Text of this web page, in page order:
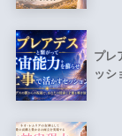
プレ
ッシ